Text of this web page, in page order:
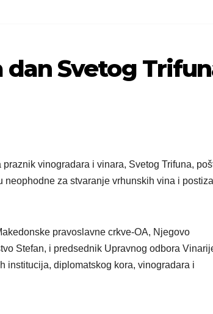
Svetog
vinogradara i vinara, Svetog Trifuna,
za stvaranje vrhunskih vina i
pravoslavne crkve-OA, Njegovo
Stefan, i predsednik Upravnog odbora
institucija, diplomatskog kora, vinogradara i
VIKEND FERMARKET
MOL grupa
VIKEND